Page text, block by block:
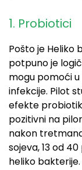
1. Probiotici
Pošto je Heliko
potpuno je
mogu pomoći
infekcije. Pilot
efekte
pozitivni na
nakon
sojeva, 13 od
heliko bakterije.